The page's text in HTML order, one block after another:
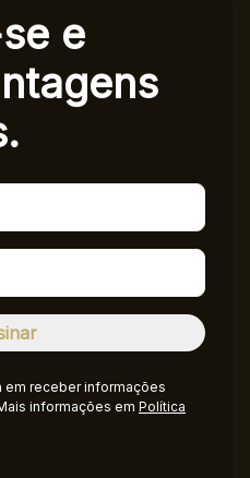
e
em receber informações
informações em Política